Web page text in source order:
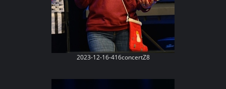
2023-12-16-416concertZ8